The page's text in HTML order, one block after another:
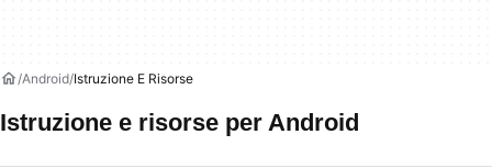
Android Istruzione E Risorse
Istruzione e risorse per Android